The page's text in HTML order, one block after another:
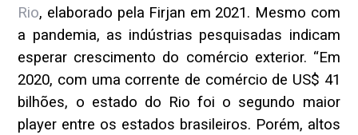
Rio, elaborado pela Firjan em 2021. Mesmo com
a pandemia, as indústrias pesquisadas indicam
esperar crescimento do comércio exterior. “Em
2020, com uma corrente de comércio de US$ 41
bilhões, o estado do Rio foi o segundo maior
player entre os estados brasileiros. Porém, altos